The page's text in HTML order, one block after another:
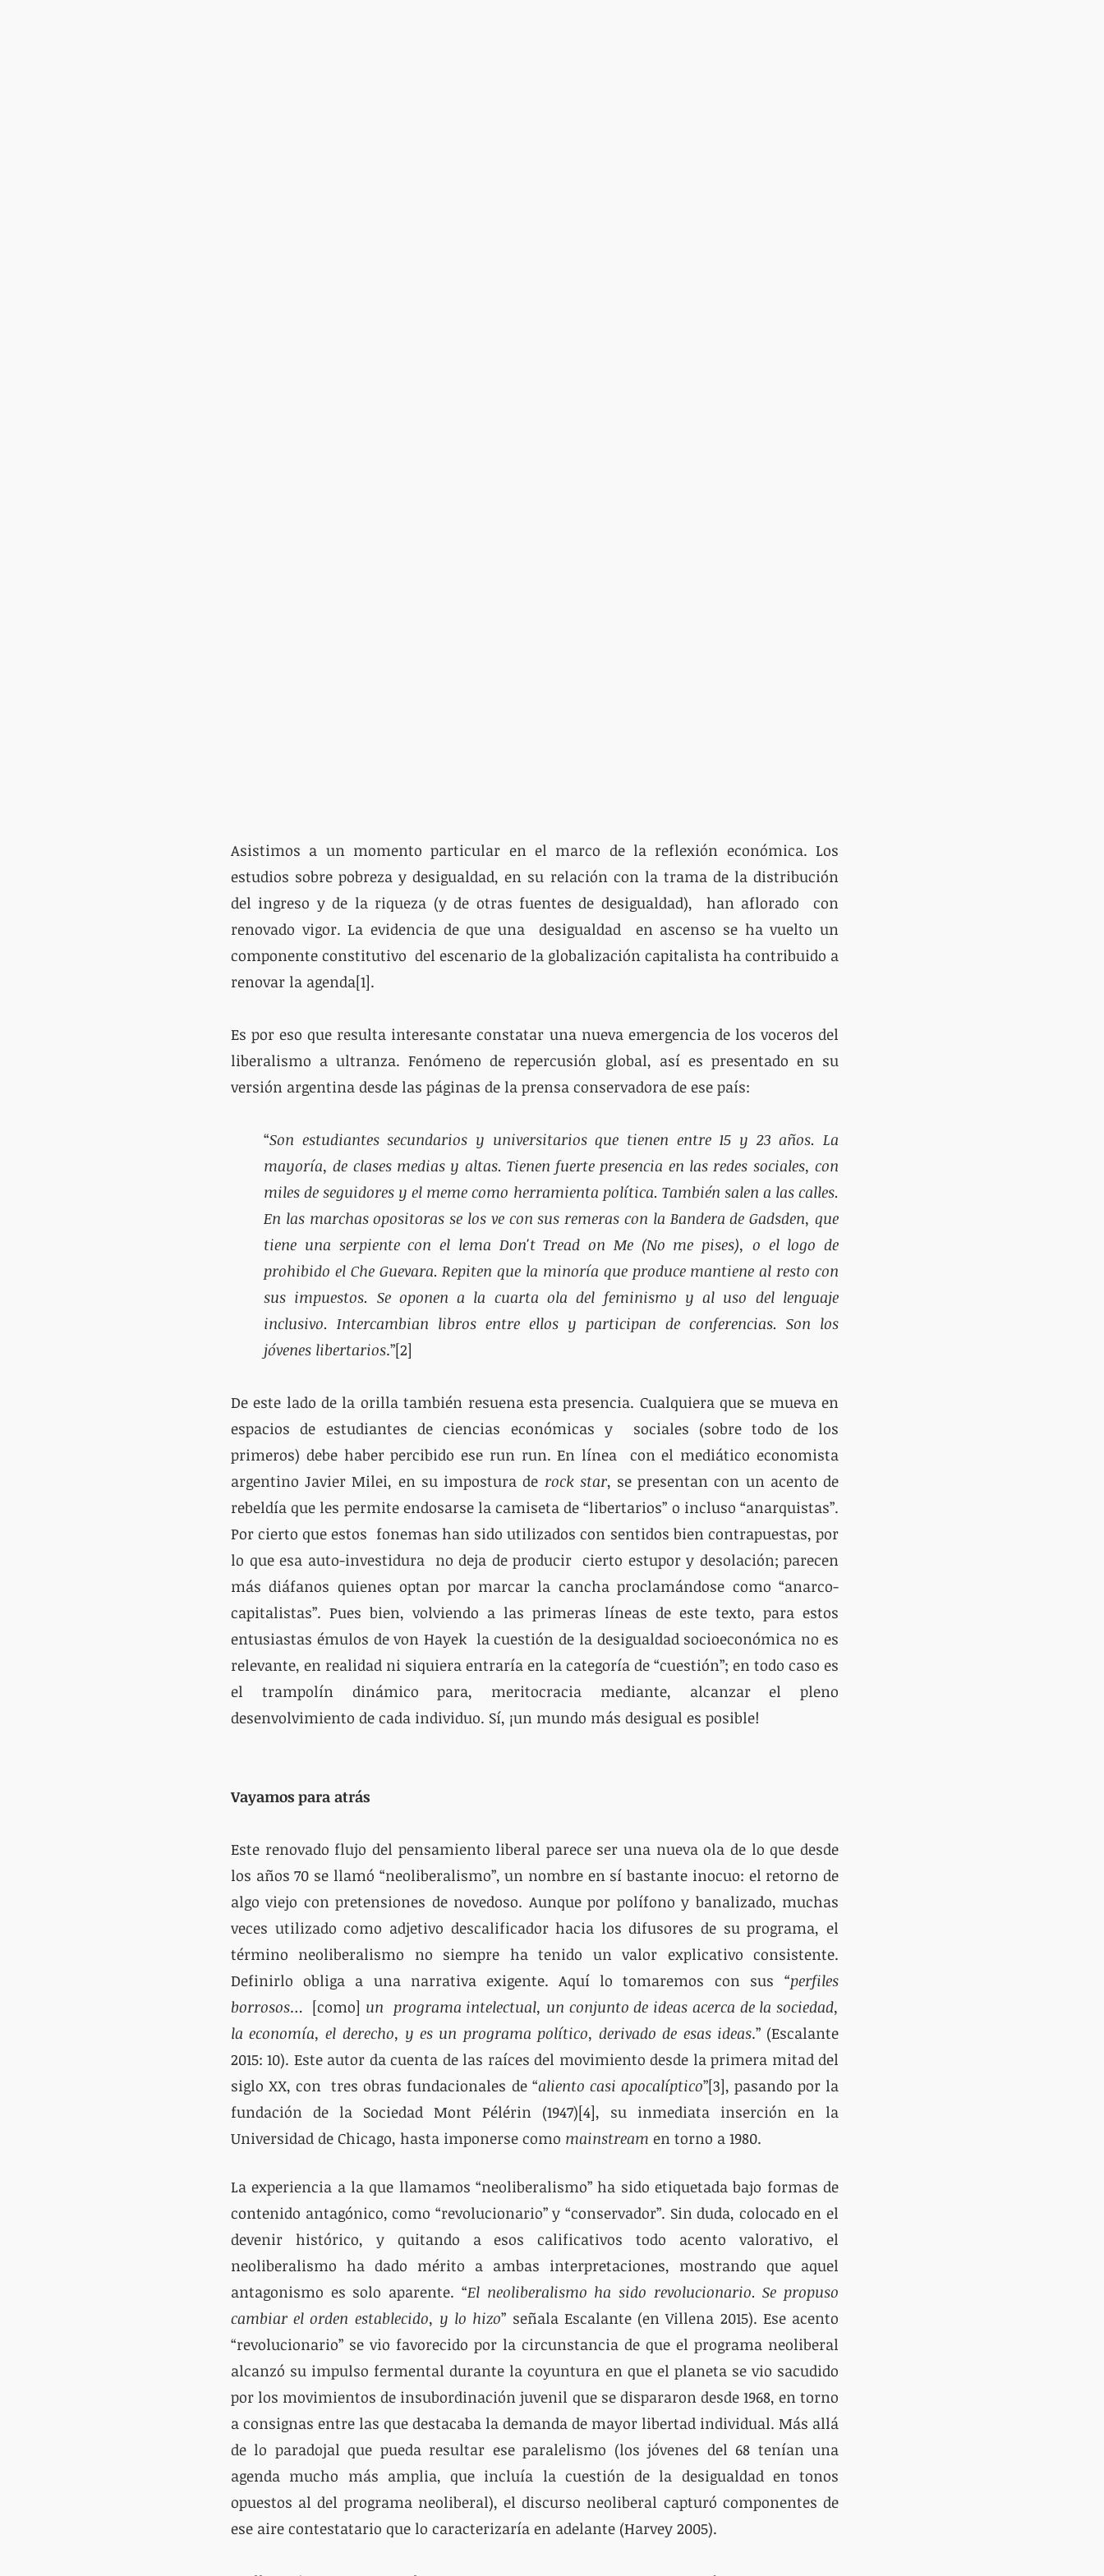
Asistimos a un momento particular en el marco de la reflexión económica. Los
estudios sobre pobreza y desigualdad, en su relación con la trama de la distribución
del ingreso y de la riqueza (y de otras fuentes de desigualdad),  han aflorado  con
renovado vigor. La evidencia de que una  desigualdad  en ascenso se ha vuelto un
componente constitutivo  del escenario de la globalización capitalista ha contribuido a
renovar la agenda[1].
Es por eso que resulta interesante constatar una nueva emergencia de los voceros del
liberalismo a ultranza. Fenómeno de repercusión global, así es presentado en su
versión argentina desde las páginas de la prensa conservadora de ese país:
“Son estudiantes secundarios y universitarios que tienen entre 15 y 23 años. La
mayoría, de clases medias y altas. Tienen fuerte presencia en las redes sociales, con
miles de seguidores y el meme como herramienta política. También salen a las calles.
En las marchas opositoras se los ve con sus remeras con la Bandera de Gadsden, que
tiene una serpiente con el lema Don't Tread on Me (No me pises), o el logo de
prohibido el Che Guevara. Repiten que la minoría que produce mantiene al resto con
sus impuestos. Se oponen a la cuarta ola del feminismo y al uso del lenguaje
inclusivo. Intercambian libros entre ellos y participan de conferencias. Son los
jóvenes libertarios.”[2]
De este lado de la orilla también resuena esta presencia. Cualquiera que se mueva en
espacios de estudiantes de ciencias económicas y  sociales (sobre todo de los
primeros) debe haber percibido ese run run. En línea  con el mediático economista
argentino Javier Milei, en su impostura de rock star, se presentan con un acento de
rebeldía que les permite endosarse la camiseta de “libertarios” o incluso “anarquistas”.
Por cierto que estos  fonemas han sido utilizados con sentidos bien contrapuestas, por
lo que esa auto-investidura  no deja de producir  cierto estupor y desolación; parecen
más diáfanos quienes optan por marcar la cancha proclamándose como “anarco-
capitalistas”. Pues bien, volviendo a las primeras líneas de este texto, para estos
entusiastas émulos de von Hayek  la cuestión de la desigualdad socioeconómica no es
relevante, en realidad ni siquiera entraría en la categoría de “cuestión”; en todo caso es
el trampolín dinámico para, meritocracia mediante, alcanzar el pleno
desenvolvimiento de cada individuo. Sí, ¡un mundo más desigual es posible!
Vayamos para atrás
Este renovado flujo del pensamiento liberal parece ser una nueva ola de lo que desde
los años 70 se llamó “neoliberalismo”, un nombre en sí bastante inocuo: el retorno de
algo viejo con pretensiones de novedoso. Aunque por polífono y banalizado, muchas
veces utilizado como adjetivo descalificador hacia los difusores de su programa, el
término neoliberalismo no siempre ha tenido un valor explicativo consistente.
Definirlo obliga a una narrativa exigente. Aquí lo tomaremos con sus “perfiles
borrosos…  [como] un  programa intelectual, un conjunto de ideas acerca de la sociedad,
la economía, el derecho, y es un programa político, derivado de esas ideas.” (Escalante
2015: 10). Este autor da cuenta de las raíces del movimiento desde la primera mitad del
siglo XX, con  tres obras fundacionales de “aliento casi apocalíptico”[3], pasando por la
fundación de la Sociedad Mont Pélérin (1947)[4], su inmediata inserción en la
Universidad de Chicago, hasta imponerse como mainstream en torno a 1980.
La experiencia a la que llamamos “neoliberalismo” ha sido etiquetada bajo formas de
contenido antagónico, como “revolucionario” y “conservador”. Sin duda, colocado en el
devenir histórico, y quitando a esos calificativos todo acento valorativo, el
neoliberalismo ha dado mérito a ambas interpretaciones, mostrando que aquel
antagonismo es solo aparente. “El neoliberalismo ha sido revolucionario. Se propuso
cambiar el orden establecido, y lo hizo” señala Escalante (en Villena 2015). Ese acento
“revolucionario” se vio favorecido por la circunstancia de que el programa neoliberal
alcanzó su impulso fermental durante la coyuntura en que el planeta se vio sacudido
por los movimientos de insubordinación juvenil que se dispararon desde 1968, en torno
a consignas entre las que destacaba la demanda de mayor libertad individual. Más allá
de lo paradojal que pueda resultar ese paralelismo (los jóvenes del 68 tenían una
agenda mucho más amplia, que incluía la cuestión de la desigualdad en tonos
opuestos al del programa neoliberal), el discurso neoliberal capturó componentes de
ese aire contestatario que lo caracterizaría en adelante (Harvey 2005).